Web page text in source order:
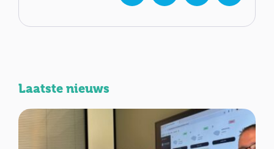
Laatste nieuws